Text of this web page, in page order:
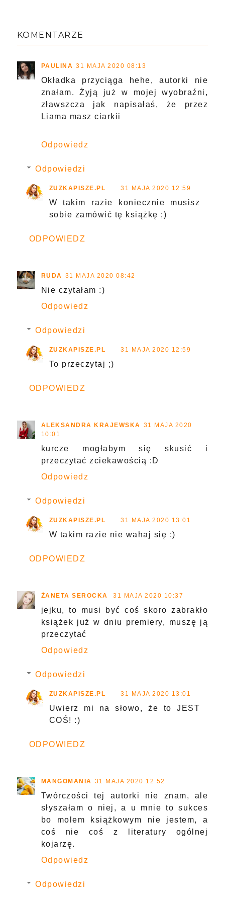
KOMENTARZE
PAULINA 31 MAJA 2020 08:13
Okładka przyciąga hehe, autorki nie
znałam. Żyją już w mojej wyobraźni,
zławszcza jak napisałaś, że przez
Liama masz ciarkii
Odpowiedz
Odpowiedzi
ZUZKAPISZE.PL 31 MAJA 2020 12:59
W takim razie koniecznie musisz
sobie zamówić tę książkę ;)
ODPOWIEDZ
RUDA 31 MAJA 2020 08:42
Nie czytałam :)
Odpowiedz
Odpowiedzi
ZUZKAPISZE.PL 31 MAJA 2020 12:59
To przeczytaj ;)
ODPOWIEDZ
ALEKSANDRA KRAJEWSKA
31 MAJA 2020
10:01
kurcze mogłabym się skusić i
przeczytać zciekawością :D
Odpowiedz
Odpowiedzi
ZUZKAPISZE.PL 31 MAJA 2020 13:01
W takim razie nie wahaj się ;)
ODPOWIEDZ
ŻANETA SEROCKA 31 MAJA 2020 10:37
jejku, to musi być coś skoro zabrakło
książek już w dniu premiery, muszę ją
przeczytać
Odpowiedz
Odpowiedzi
ZUZKAPISZE.PL 31 MAJA 2020 13:01
Uwierz mi na słowo, że to JEST
COŚ! :)
ODPOWIEDZ
MANGOMANIA 31 MAJA 2020 12:52
Twórczości tej autorki nie znam, ale
słyszałam o niej, a u mnie to sukces
bo molem książkowym nie jestem, a
coś nie coś z literatury ogólnej
kojarzę.
Odpowiedz
Odpowiedzi